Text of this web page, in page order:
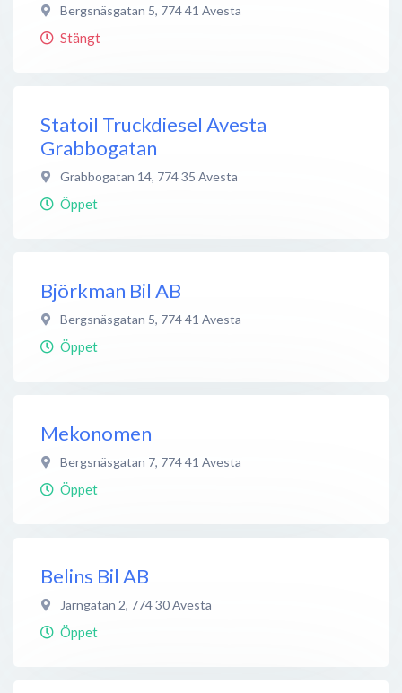
Bergsnäsgatan 5, 774 41 Avesta
Stängt
Statoil Truckdiesel Avesta
Grabbogatan
Grabbogatan 14, 774 35 Avesta
Öppet
Björkman Bil AB
Bergsnäsgatan 5, 774 41 Avesta
Öppet
Mekonomen
Bergsnäsgatan 7, 774 41 Avesta
Öppet
Belins Bil AB
Järngatan 2, 774 30Avesta
Öppet